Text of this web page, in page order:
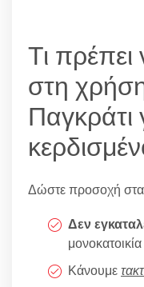
Τι
στη
Παγκράτι
Δώστε προσοχή
Δεν
Κάνουμε